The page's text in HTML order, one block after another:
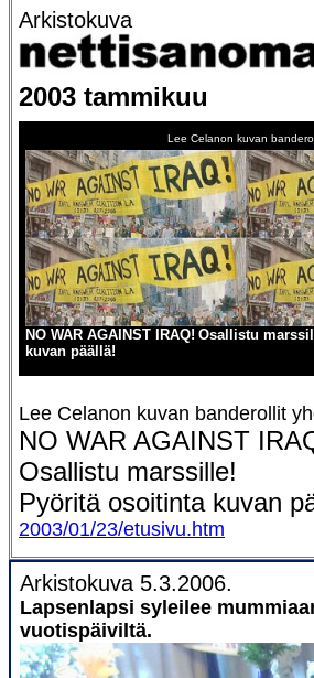
Arkistokuva
2003 tammikuu
Lee Celanon kuvan
NO WAR AGAINST IRAQ! Osallistu
kuvan päällä!
Lee Celanon kuvan banderollit
NO WAR AGAINST
Osallistu marssille!
Pyöritä osoitinta kuvan
2003/01/23/etusivu.htm
Arkistokuva 5.3.2006.
Lapsenlapsi syleilee
vuotispäiviltä.